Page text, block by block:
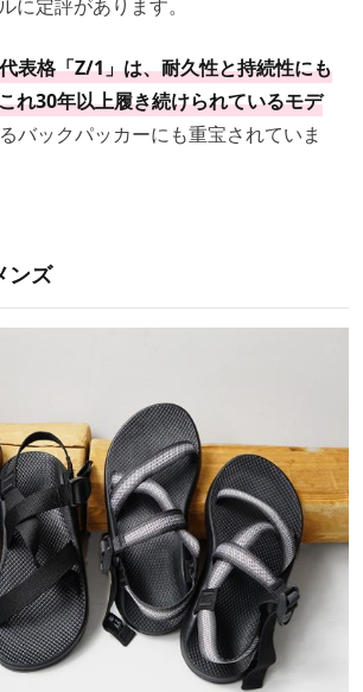
に定評があります。
代表格「Z/1」は、耐久性と持続性にも
れ30年以上履き続けられているモデ
バックパッカーにも重宝されていま
ンズ